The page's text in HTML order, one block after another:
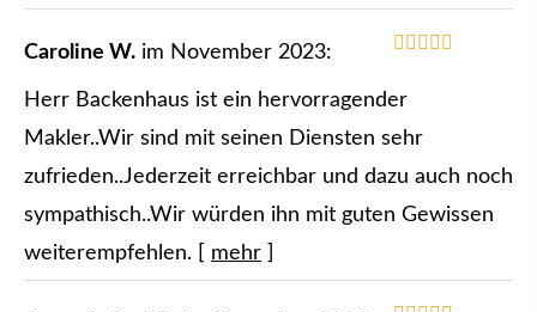
Caroline W. im November 2023:
Herr Backenhaus ist ein hervorragender
Makler..Wir sind mit seinen Diensten sehr
zufrieden..Jederzeit erreichbar und dazu auch noch
sympathisch..Wir würden ihn mit guten Gewissen
weiterempfehlen.
mehr